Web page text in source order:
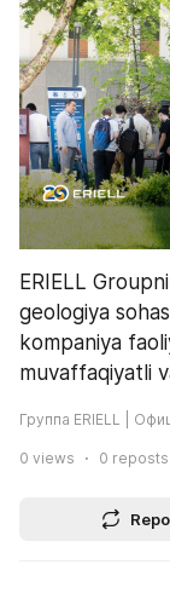
ERIELL
geologiya
kompaniya
muvaffaqiyatli
Группа ERIELL |
0 views 0 reposts